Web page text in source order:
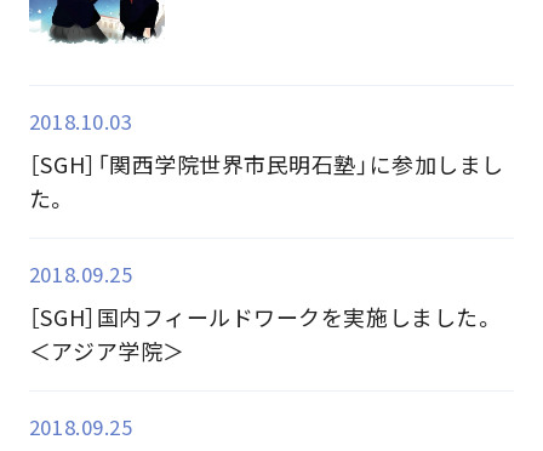
2018.10.03
［SGH］「関西学院世界市民明石塾」に参加しまし
た。
2018.09.25
［SGH］国内フィールドワークを実施しました。
＜アジア学院＞
2018.09.25